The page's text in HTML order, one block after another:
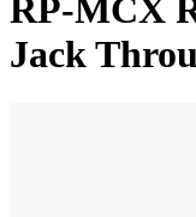
RP-MCX
Jack